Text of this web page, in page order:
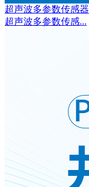
超声波多参数传感器
超声波多参数传感...